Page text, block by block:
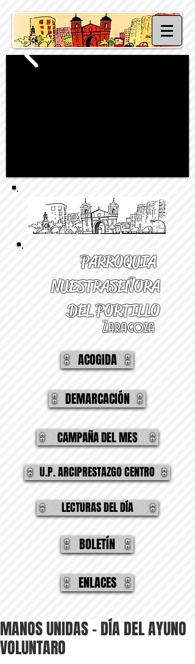
PARROQUIA
NUESTRASEÑORA
DEL PORTILLO
Zaragoza
ACOGIDA
DEMARCACIÓN
CAMPAÑA DEL MES
U.P. ARCIPRESTAZGO CENTRO
LECTURAS DEL DÍA
BOLETÍN
ENLACES
MANOS UNIDAS - DÍA DEL AYUNO
VOLUNTARO